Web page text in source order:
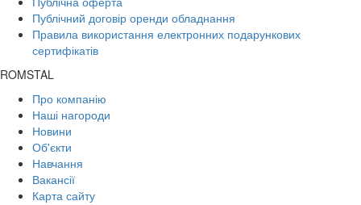
Публічний договір оренди обладнання
Правила використання електронних подарункових
сертифікатів
ROMSTAL
Про компанію
Наші нагороди
Новини
Об'єкти
Навчання
Вакансії
Карта сайту